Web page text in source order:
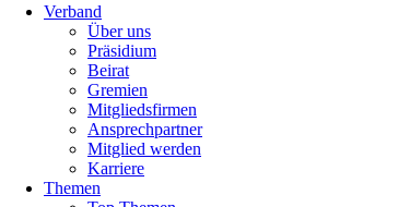
Verband
Über uns
Präsidium
Beirat
Gremien
Mitgliedsfirmen
Ansprechpartner
Mitglied werden
Karriere
Themen